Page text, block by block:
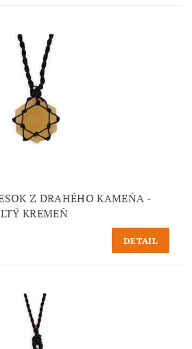
Z DRAHÉHO KAMEŇA -
KREMEŇ
DETAIL